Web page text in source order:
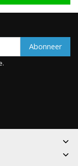
Abonneer